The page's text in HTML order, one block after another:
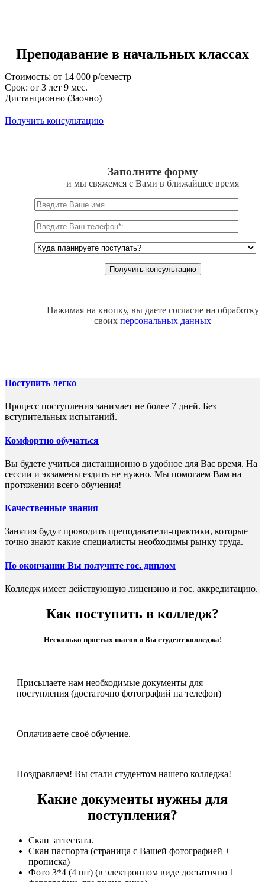
Преподавание в начальных классах
Стоимость: от 14 000 р/семестр
Срок: от 3 лет 9 мес.
Дистанционно (Заочно)
Получить консультацию
Заполните форму
и мы свяжемся с Вами в ближайшее время
Нажимая на кнопку, вы даете согласие на обработку
своих персональных данных
Поступить легко
Процесс поступления занимает не более 7 дней. Без
вступительных испытаний.
Комфортно обучаться
Вы будете учиться дистанционно в удобное для Вас время. На
сессии и экзамены ездить не нужно. Мы помогаем Вам на
протяжении всего обучения!
Качественные знания
Занятия будут проводить преподаватели-практики, которые
точно знают какие специалисты необходимы рынку труда.
По окончании Вы получите гос. диплом
Колледж имеет действующую лицензию и гос. аккредитацию.
Как поступить в колледж?
Несколько простых шагов и Вы студент колледжа!
Присылаете нам необходимые документы для
поступления (достаточно фотографий на телефон)
Оплачиваете своё обучение.
Поздравляем! Вы стали студентом нашего колледжа!
Какие документы нужны для
поступления?
Скан аттестата.
Скан паспорта (страница с Вашей фотографией +
прописка)
Фото 3*4 (4 шт) (в электронном виде достаточно 1